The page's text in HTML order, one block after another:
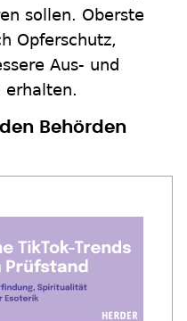
sollen. Oberste
Opferschutz,
Aus- und
erhalten.
Behörden